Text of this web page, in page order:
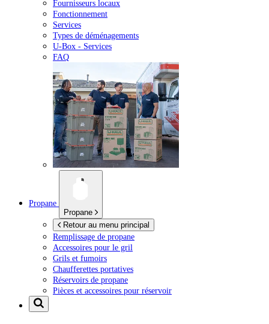
Fournisseurs locaux
Fonctionnement
Services
Types de déménagements
U-Box - Services
FAQ
Propane
Propane
Retour au menu principal
Remplissage de propane
Accessoires pour le gril
Grils et fumoirs
Chaufferettes portatives
Réservoirs de propane
Pièces et accessoires pour réservoir